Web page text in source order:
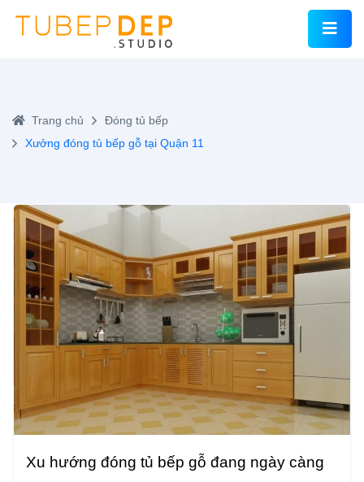
Trang chủ
Đóng tủ bếp
Xưởng đóng tủ bếp gỗ tại Quận 11
Xu hướng đóng tủ bếp gỗ đang ngày càng